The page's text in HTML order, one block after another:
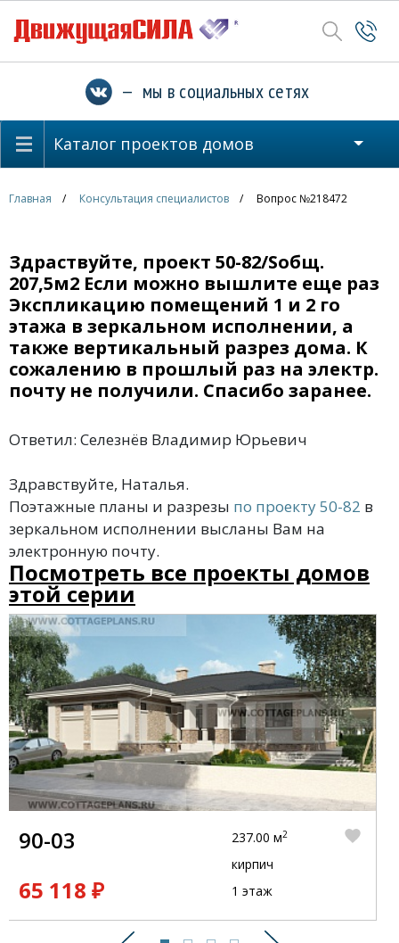
— мы в социальных сетях
Каталог проектов домов
Главная Консультация специалистов Вопрос №218472
Здраствуйте, проект 50-82/Sобщ.
207,5м2 Если можно вышлите еще раз
Экспликацию помещений 1 и 2 го
этажа в зеркальном исполнении, а
также вертикальный разрез дома. К
сожалению в прошлый раз на электр.
почту не получили. Спасибо заранее.
Ответил: Селезнёв Владимир Юрьевич
Здравствуйте, Наталья.
Поэтажные планы и разрезы по проекту 50-82 в
зеркальном исполнении высланы Вам на
электронную почту.
Посмотреть все проекты домов
этой серии
90-03
65 118 ₽
237.00 м2
кирпич
1 этаж